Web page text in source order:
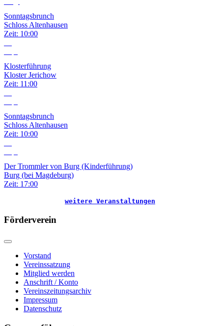
Sonntagsbrunch
Schloss Altenhausen
Zeit: 10:00
Klosterführung
Kloster Jerichow
Zeit: 11:00
Sonntagsbrunch
Schloss Altenhausen
Zeit: 10:00
Der Trommler von Burg (Kinderführung)
Burg (bei Magdeburg)
Zeit: 17:00
weitere Veranstaltungen
Förderverein
Vorstand
Vereinssatzung
Mitglied werden
Anschrift / Konto
Vereinszeitungsarchiv
Impressum
Datenschutz